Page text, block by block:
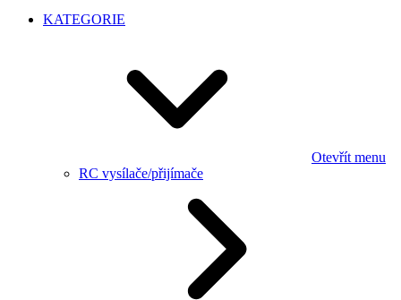
KATEGORIE
Otevřít menu
RC vysílače/přijímače